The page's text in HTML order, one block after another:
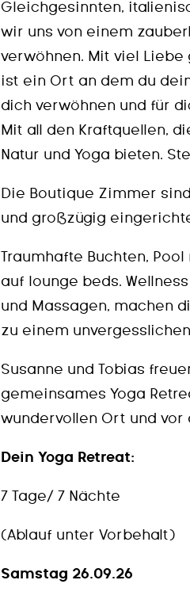
Gleichgesinnten,
wir uns von einem
verwöhnen. Mit viel Liebe
ist ein Ort an dem du
dich verwöhnen und für
Mit all den Kraftquellen,
Natur und Yoga bieten.
Die Boutique Zimmer
und großzügig
Traumhafte Buchten,
auf lounge beds.
und Massagen, machen
zu einem
Susanne und Tobias
gemeinsames Yoga
wundervollen Ort und vor
Dein Yoga Retreat:
7 Tage/ 7 Nächte
(Ablauf unter Vorbehalt)
Samstag 26.09.26